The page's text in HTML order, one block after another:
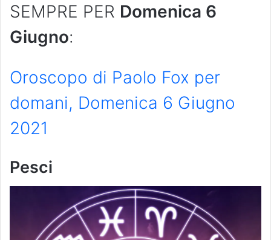
SEMPRE PER Domenica 6
Giugno:
Oroscopo di Paolo Fox per
domani, Domenica 6 Giugno
2021
Pesci